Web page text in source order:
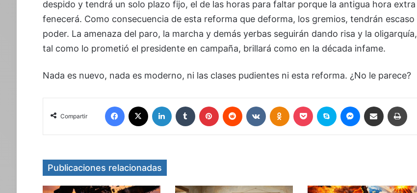
despido y tendrá un solo plazo fijo, el de las horas para faltar porque la antigua hora extra
fenecerá. Como consecuencia de esta reforma que deforma, los gremios, tendrán escaso
poder. La amenaza del paro, la marcha y demás yerbas seguirán dando risa y la oligarquía,
tal como lo prometió el presidente en campaña, brillará como en la década infame.
Nada es nuevo, nada es moderno, ni las clases pudientes ni esta reforma. ¿No le parece?
Compartir
Facebook LinkedIn Tumblr Pinterest Reddit VKontakteOdnoklassniki
Pocket Skype MessengerCompartir por correo electrónico
Publicaciones relacionadas